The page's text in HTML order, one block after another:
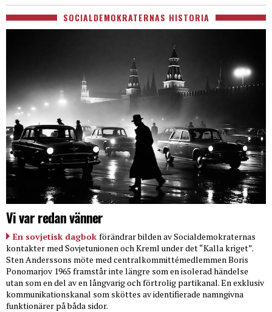
SOCIALDEMOKRATERNAS HISTORIA
Vi var redan vänner
En sovjetisk dagbok förändrar bilden av Socialdemokraternas
kontakter med Sovjetunionen och Kreml under det “Kalla kriget”.
Sten Anderssons möte med centralkommittémedlemmen Boris
Ponomarjov 1965 framstår inte längre som en isolerad händelse
utan som en del av en långvarig och förtrolig partikanal. En exklusiv
kommunikationskanal som sköttes av identifierade namngivna
funktionärer på båda sidor.